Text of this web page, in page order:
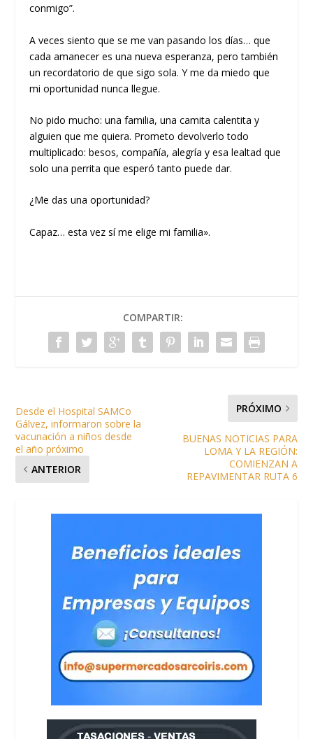
conmigo”.
A veces siento que se me van pasando los días… que
cada amanecer es una nueva esperanza, pero también
un recordatorio de que sigo sola. Y me da miedo que
mi oportunidad nunca llegue.
No pido mucho: una familia, una camita calentita y
alguien que me quiera. Prometo devolverlo todo
multiplicado: besos, compañía, alegría y esa lealtad que
solo una perrita que esperó tanto puede dar.
¿Me das una oportunidad?
Capaz… esta vez sí me elige mi familia».
COMPARTIR:
Desde el Hospital SAMCo
Gálvez, informaron sobre la
vacunación a niños desde
el año próximo
ANTERIOR
PRÓXIMO
BUENAS NOTICIAS PARA
LOMA Y LA REGIÓN:
COMIENZAN A
REPAVIMENTAR RUTA 6